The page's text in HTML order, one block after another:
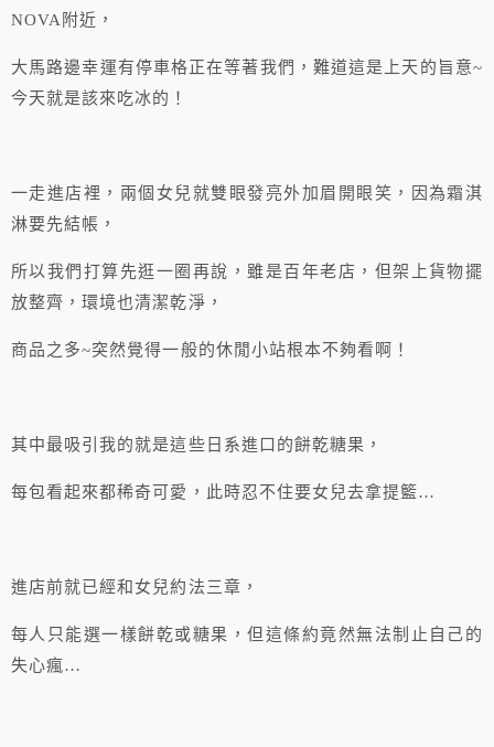
NOVA附近，
大馬路邊幸運有停車格正在等著我們，難道這是上天的旨意~
今天就是該來吃冰的！
一走進店裡，兩個女兒就雙眼發亮外加眉開眼笑，因為霜淇
淋要先結帳，
所以我們打算先逛一圈再說，雖是百年老店，但架上貨物擺
放整齊，環境也清潔乾淨，
商品之多~突然覺得一般的休閒小站根本不夠看啊！
其中最吸引我的就是這些日系進口的餅乾糖果，
每包看起來都稀奇可愛，此時忍不住要女兒去拿提籃…
進店前就已經和女兒約法三章，
每人只能選一樣餅乾或糖果，但這條約竟然無法制止自己的
失心瘋…